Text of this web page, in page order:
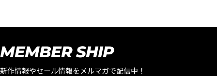
MEMBER SHIP
新作情報やセール情報をメルマガで配信中！